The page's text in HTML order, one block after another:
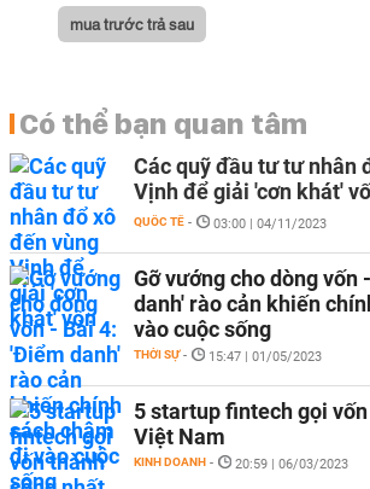
mua trước trả sau
Có thể bạn quan tâm
Các quỹ đầu tư tư nhân
Vịnh để giải 'cơn khát'
QUỐC TẾ - 03:00 | 04/11/2023
Gỡ vướng cho dòng vốn
danh' rào cản khiến
vào cuộc sống
THỜI SỰ - 15:47 | 01/05/2023
5 startup fintech gọi
Việt Nam
KINH DOANH - 20:59 | 06/03/2023